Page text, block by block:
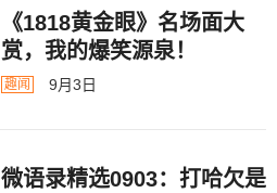
《1818黄金眼》名场面大
赏，我的爆笑源泉！
趣闻 9月3日
微语录精选0903：打哈欠是